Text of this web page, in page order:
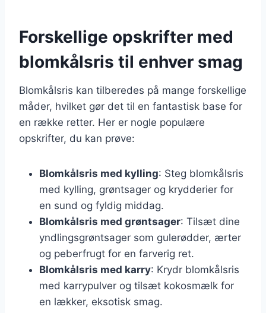
Forskellige opskrifter med
blomkålsris til enhver smag
Blomkålsris kan tilberedes på mange forskellige
måder, hvilket gør det til en fantastisk base for
en række retter. Her er nogle populære
opskrifter, du kan prøve:
Blomkålsris med kylling: Steg blomkålsris
med kylling, grøntsager og krydderier for
en sund og fyldig middag.
Blomkålsris med grøntsager: Tilsæt dine
yndlingsgrøntsager som gulerødder, ærter
og peberfrugt for en farverig ret.
Blomkålsris med karry: Krydr blomkålsris
med karrypulver og tilsæt kokosmælk for
en lækker, eksotisk smag.